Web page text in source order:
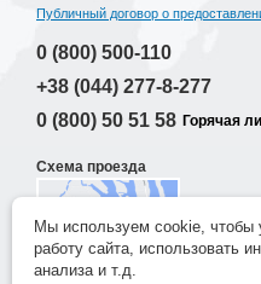
Публичный договор о
0 (800) 500-110
+38 (044) 277-8-277
0 (800) 50 51 58 Горячая
Схема проезда
Разработка сайта
Мы используем cookie, чтобы
работу сайта, использовать
анализа и т.д.